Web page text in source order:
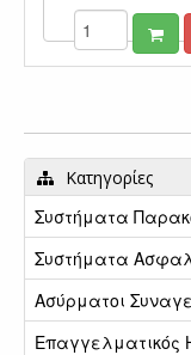
Κατηγορίες
Συστήματα
Συστήματα
Ασύρματοι
Επαγγελματικός